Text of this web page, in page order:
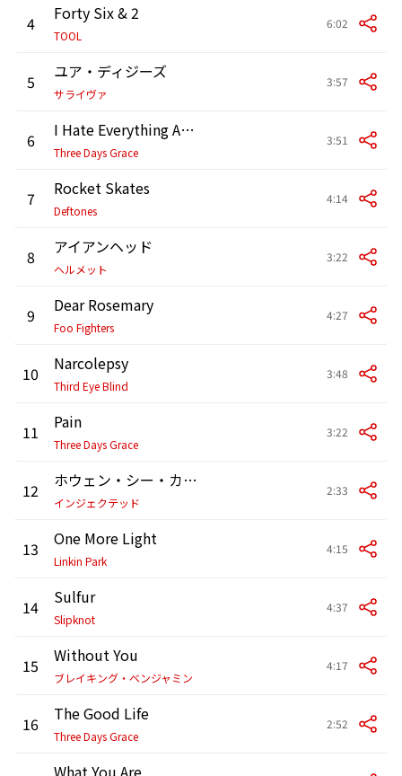
4 Forty Six & 2
TOOL
6:02
5 ユア・ディジーズ
サライヴァ
3:57
6 I Hate Everything About You
Three Days Grace
3:51
7 Rocket Skates
Deftones
4:14
8 アイアンヘッド
ヘルメット
3:22
9 Dear Rosemary
Foo Fighters
4:27
10 Narcolepsy
Third Eye Blind
3:48
11 Pain
Three Days Grace
3:22
12 ホウェン・シー・カムズ
インジェクテッド
2:33
13 One More Light
Linkin Park
4:15
14 Sulfur
Slipknot
4:37
15 Without You
ブレイキング・ベンジャミン
4:17
16 The Good Life
Three Days Grace
2:52
What You Are